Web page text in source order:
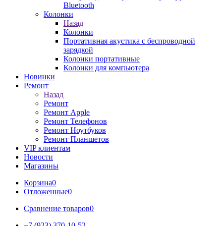
Bluetooth
Колонки
Назад
Колонки
Портативная акустика с беспроводной
зарядкой
Колонки портативные
Колонки для компьютера
Новинки
Ремонт
Назад
Ремонт
Ремонт Apple
Ремонт Телефонов
Ремонт Ноутбуков
Ремонт Планшетов
VIP клиентам
Новости
Магазины
Корзина0
Отложенные0
Сравнение товаров0